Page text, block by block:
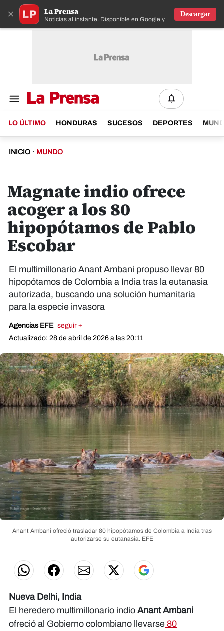
× La Prensa
Noticias al instante. Disponible en Google y IOS
Descargar
LO ÚLTIMO HONDURAS SUCESOS DEPORTES
INICIO · MUNDO
Magnate indio ofrece
acoger a los 80
hipopótamos de Pablo
Escobar
El multimillonario Anant Ambani propuso llevar 80
hipopótamos de Colombia a India tras la eutanasia
autorizada, buscando una solución humanitaria
para la especie invasora
Agencias EFE seguir +
Actualizado: 28 de abril de 2026 a las 20:11
Anant Ambani ofreció trasladar 80 hipopótamos de Colombia a India tras
autorizarse su eutanasia. EFE
Nueva Delhi, India
El heredero multimillonario indio Anant Ambani
ofreció al Gobierno colombiano llevarse 80